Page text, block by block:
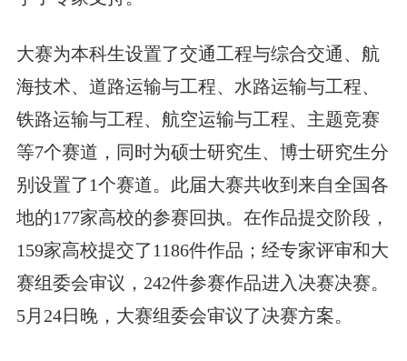
大赛为本科生设置了交通工程与综合交通、航
海技术、道路运输与工程、水路运输与工程、
铁路运输与工程、航空运输与工程、主题竞赛
等7个赛道，同时为硕士研究生、博士研究生分
别设置了1个赛道。此届大赛共收到来自全国各
地的177家高校的参赛回执。在作品提交阶段，
159家高校提交了1186件作品；经专家评审和大
赛组委会审议，242件参赛作品进入决赛决赛。
5月24日晚，大赛组委会审议了决赛方案。